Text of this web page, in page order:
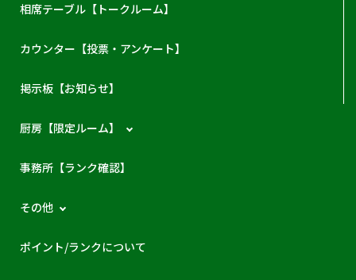
相席テーブル【トークルーム】
カウンター【投票・アンケート】
掲示板【お知らせ】
厨房【限定ルーム】
事務所【ランク確認】
その他
ポイント/ランクについて